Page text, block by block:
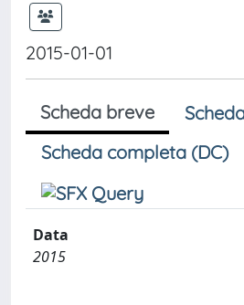
2015-01-01
Scheda breve
Scheda completa (DC)
Data
2015